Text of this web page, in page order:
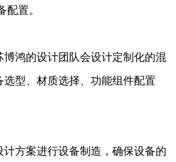
配置。
鸿的设计团队会设计定制化的混
型、材质选择、功能组件配置
方案进行设备制造，确保设备的